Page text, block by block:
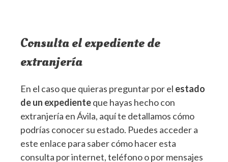
Consulta el expediente de
extranjería
En el caso que quieras preguntar por el estado
de un expedienteque hayas hecho con
extranjería en Ávila, aquí te detallamos cómo
podrías conocer su estado. Puedes acceder a
este enlace para saber cómo hacer esta
consulta por internet, teléfono o por mensajes